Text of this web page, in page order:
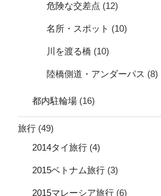
危険な交差点 (12)
名所・スポット (10)
川を渡る橋 (10)
陸橋側道・アンダーパス (8)
都内駐輪場 (16)
旅行 (49)
2014タイ旅行 (4)
2015ベトナム旅行 (3)
2015マレーシア旅行 (6)